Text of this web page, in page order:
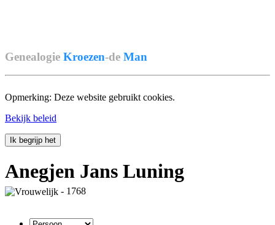
Genealogie Kroezen-de Man
Opmerking: Deze website gebruikt cookies.
Bekijk beleid
Ik begrijp het
Anegjen Jans Luning
- 1768